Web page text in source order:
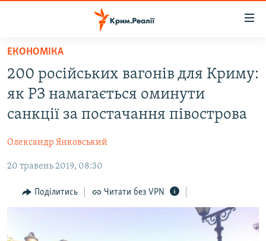
Перейти
основного
матеріалу
до
основної
Перейти
пошуку
ВОДА.КРИМ
ВІДЕО ТА ФОТО
БЛОГИ
ПОГЛЯД
ІНТЕРВ'Ю
СПЕЦПРОЕКТИ
ЕКОНОМІКА
200 російських вагонів для Криму:
як РЗ намагається оминути
санкції за постачання півострова
Олександр Янковський
20 травень 2019, 08:30
Поділитись Читати без VPN